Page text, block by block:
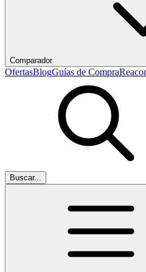
Comparador
OfertasBlogGuías de Compra
Buscar...